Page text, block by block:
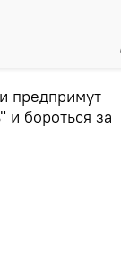
предпримут
и бороться за